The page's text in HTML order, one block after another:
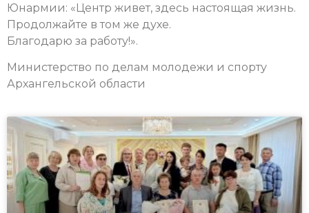
Юнармии: «Центр живет, здесь настоящая жизнь.
Продолжайте в том же духе.
Благодарю за работу!».
Министерство по делам молодежи и спорту
Архангельской области